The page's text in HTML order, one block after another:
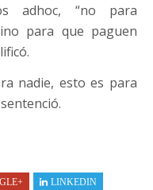
adhoc, “no para
para que paguen
nadie, esto es para
LINKEDIN